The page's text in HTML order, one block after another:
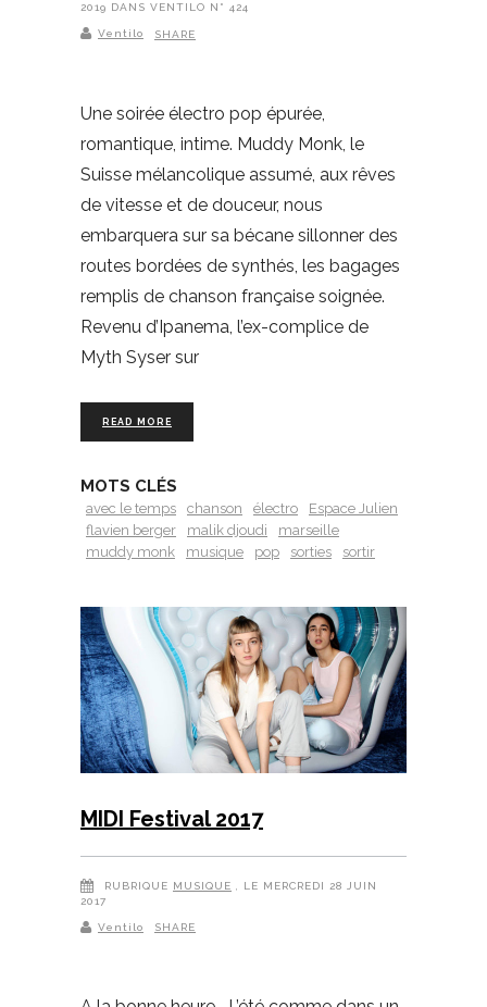
2019 DANS VENTILO N° 424
Ventilo SHARE
Une soirée électro pop épurée,
romantique, intime. Muddy Monk, le
Suisse mélancolique assumé, aux rêves
de vitesse et de douceur, nous
embarquera sur sa bécane sillonner des
routes bordées de synthés, les bagages
remplis de chanson française soignée.
Revenu d’Ipanema, l’ex-complice de
Myth Syser sur
READ MORE
MOTS CLÉS
avec le temps chanson électro
Espace Julien
flavien berger
malik djoudi
marseille
muddy monk
musique pop sorties sortir
MIDI Festival 2017
RUBRIQUE MUSIQUE
, LE MERCREDI 28 JUIN
2017
Ventilo SHARE